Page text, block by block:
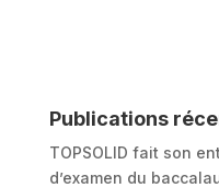
Publications
TOPSOLID fait son
d’examen du